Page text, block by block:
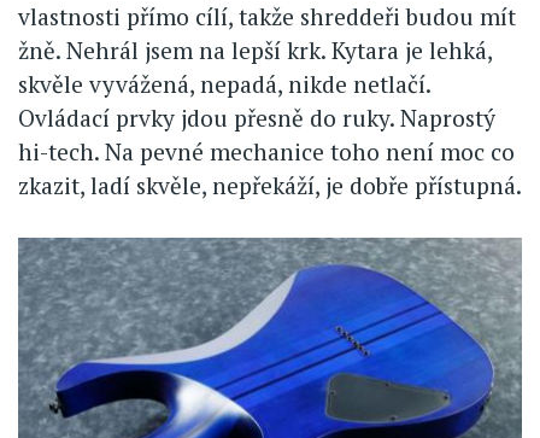
vlastnosti přímo cílí, takže shreddeři budou mít
žně. Nehrál jsem na lepší krk. Kytara je lehká,
skvěle vyvážená, nepadá, nikde netlačí.
Ovládací prvky jdou přesně do ruky. Naprostý
hi-tech. Na pevné mechanice toho není moc co
zkazit, ladí skvěle, nepřekáží, je dobře přístupná.